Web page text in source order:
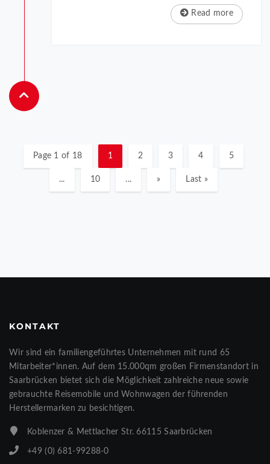
Read more
Page 1 of 18 1 2 3 4 5
... 10 ... » Last »
KONTAKT
Wir sind ein familiengeführtes Unternehmen mit rund 65
Mitarbeiter*innen. Auf dem 15.000qm großen Firmenstandort in
Saarbrücken bietet sich die Möglichkeit zahlreiche neue sowie
gebrauchte Reisemobile und Wohnwagen der führenden
Herstellermarken zu besichtigen.
Koblenzer & Mettlacher Str. 66115 Saarbrücken
+49 (0) 681-99288-0